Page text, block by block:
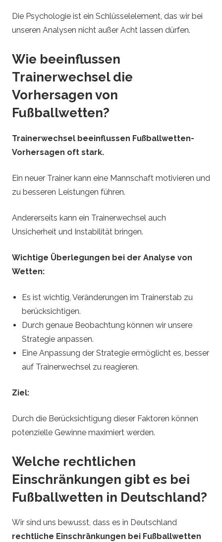
Die Psychologie ist ein Schlüsselelement, das wir bei
unseren Analysen nicht außer Acht lassen dürfen.
Wie beeinflussen
Trainerwechsel die
Vorhersagen von
Fußballwetten?
Trainerwechsel beeinflussen Fußballwetten-
Vorhersagen oft stark.
Ein neuer Trainer kann eine Mannschaft motivieren und
zu besseren Leistungen führen.
Andererseits kann ein Trainerwechsel auch
Unsicherheit und Instabilität bringen.
Wichtige Überlegungen bei der Analyse von
Wetten:
Es ist wichtig, Veränderungen im Trainerstab zu
berücksichtigen.
Durch genaue Beobachtung können wir unsere
Strategie anpassen.
Eine Anpassung der Strategie ermöglicht es, besser
auf Trainerwechsel zu reagieren.
Ziel:
Durch die Berücksichtigung dieser Faktoren können
potenzielle Gewinne maximiert werden.
Welche rechtlichen
Einschränkungen gibt es bei
Fußballwetten in Deutschland?
Wir sind uns bewusst, dass es in Deutschland
rechtliche Einschränkungen bei Fußballwetten